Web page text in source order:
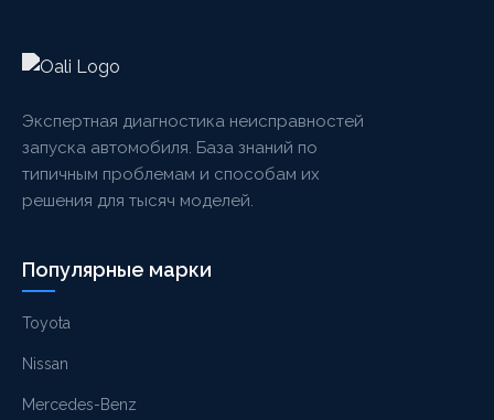
Экспертная диагностика неисправностей
запуска автомобиля. База знаний по
типичным проблемам и способам их
решения для тысяч моделей.
Популярные марки
Toyota
Nissan
Mercedes-Benz